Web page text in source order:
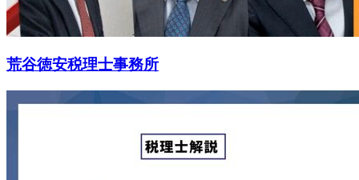
荒谷徳安税理士事務所